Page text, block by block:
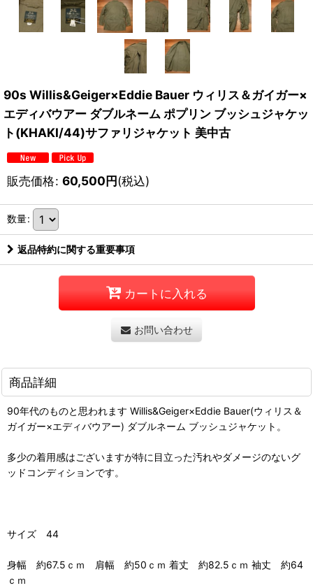
90s Willis&Geiger×Eddie Bauer ウィリス＆ガイガー×
エディバウアー ダブルネーム ポプリン ブッシュジャケッ
ト(KHAKI/44)サファリジャケット 美中古
販売価格: 60,500円(税込)
数量:
返品特約に関する重要事項
カートに入れる
お問い合わせ
商品詳細
90年代のものと思われます Willis&Geiger×Eddie Bauer(ウィリス＆
ガイガー×エディバウアー) ダブルネーム ブッシュジャケット。
多少の着用感はございますが特に目立った汚れやダメージのないグ
ッドコンディションです。
サイズ 44
身幅 約67.5ｃｍ 肩幅 約50ｃｍ 着丈 約82.5ｃｍ 袖丈 約64
ｃｍ